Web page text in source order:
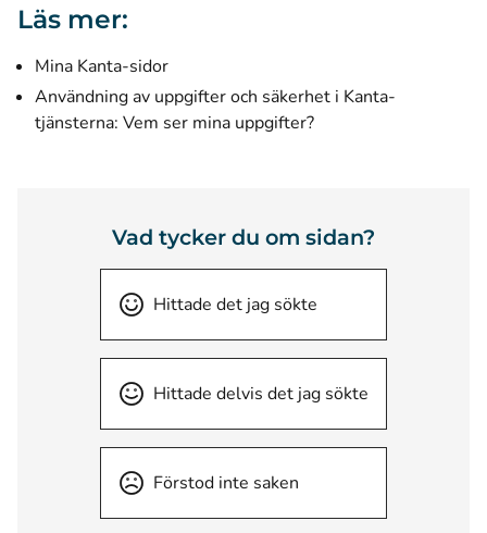
Läs mer:
Mina Kanta-sidor
Användning av uppgifter och säkerhet i Kanta-
tjänsterna: Vem ser mina uppgifter?
Vad tycker du om sidan?
Hittade det jag sökte
Hittade delvis det jag sökte
Förstod inte saken